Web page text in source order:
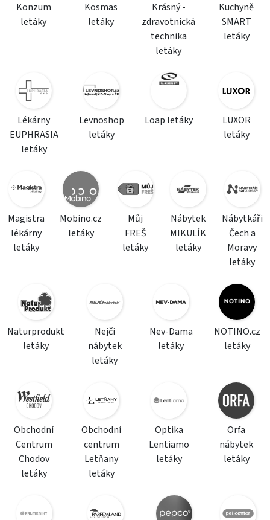
Konzum
letáky
Kosmas
letáky
Krásný -
zdravotnická
technika
letáky
Kuchyně
SMART
letáky
Lékárny
EUPHRASIA
letáky
Levnoshop
letáky
Loap letáky
LUXOR
letáky
Magistra
lékárny
letáky
Mobino.cz
letáky
Můj
FREŠ
letáky
Nábytek
MIKULÍK
letáky
Nábytkáři
Čech a
Moravy
letáky
Naturprodukt
letáky
Nejči
nábytek
letáky
Nev-Dama
letáky
NOTINO.cz
letáky
Obchodní
Centrum
Chodov
letáky
Obchodní
centrum
Letňany
letáky
Optika
Lentiamo
letáky
Orfa
nábytek
letáky